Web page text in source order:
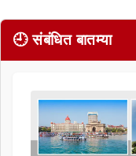
🕘 संबंधित बातम्या